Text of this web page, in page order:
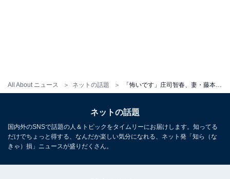
All About ニュース ネットの話題
ネットの話題
国内外のSNSで話題の人＆トピックをタイムリーにお届けします。知ってる
だけでちょっと得する、なんだか楽しい気分になれる、ネット発「知ら（な
きゃ）損」ニュースが盛りだくさん。